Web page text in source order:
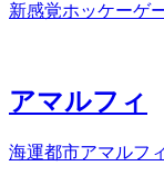
新感覚ホッケーゲ
アマルフィ
海運都市アマルフ